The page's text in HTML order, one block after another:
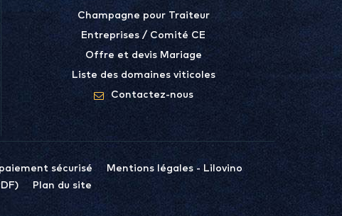
Champagne pour Traiteur
Entreprises / Comité CE
Offre et devis Mariage
Liste des domaines viticoles
Contactez-nous
sécurisé
Mentions légales - Lilovino
Plan du site